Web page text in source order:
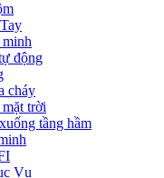
động
cháy
trời
tầng hầm
Vụ